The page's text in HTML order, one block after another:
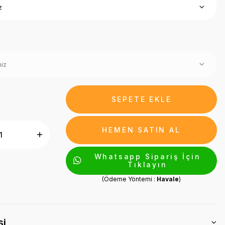
SEPETE EKLE
HEMEN SATIN AL
Whatsapp Sipariş İçin
Tıklayın
(Ödeme Yöntemi : Havale)